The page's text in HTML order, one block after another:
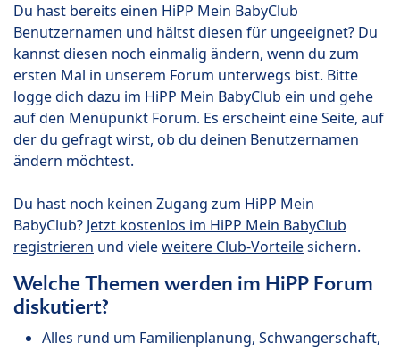
Du hast bereits einen HiPP Mein BabyClub
Benutzernamen und hältst diesen für ungeeignet? Du
kannst diesen noch einmalig ändern, wenn du zum
ersten Mal in unserem Forum unterwegs bist. Bitte
logge dich dazu im HiPP Mein BabyClub ein und gehe
auf den Menüpunkt Forum. Es erscheint eine Seite, auf
der du gefragt wirst, ob du deinen Benutzernamen
ändern möchtest.
Du hast noch keinen Zugang zum HiPP Mein
BabyClub? Jetzt kostenlos im HiPP Mein BabyClub
registrieren und vieleweitere Club-Vorteilesichern.
Welche Themen werden im HiPP Forum
diskutiert?
Alles rund um Familienplanung, Schwangerschaft,